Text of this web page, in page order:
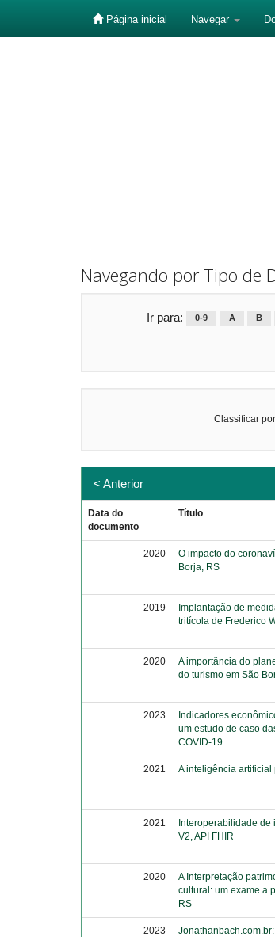
Página inicial Navegar
Navegando por Tipo de
Ir para: 0-9 A B
Classificar
< Anterior
Data do
documento
Título
2020
O impacto do
Borja, RS
2019
Implantação de
tritícola de Frederico
2020
A importância do
do turismo em São
2023
Indicadores
um estudo de caso
COVID-19
2021 A inteligência
2021
Interoperabilidade de
V2, API FHIR
2020
A Interpretação
cultural: um exame a
RS
2023